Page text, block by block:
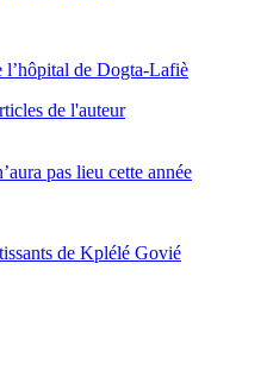
l’hôpital de Dogta-Lafiè
de l'auteur
pas lieu cette année
de Kplélé Govié